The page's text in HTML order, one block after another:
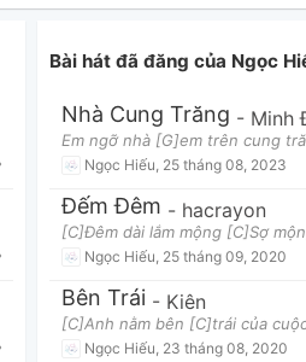
Bài hát đã đăng của Ngọc
Nhà Cung Trăng - Minh
Ngọc Hiếu, 25 tháng 08, 2023
Đếm Đêm - hacrayon
Ngọc Hiếu 25 tháng 09, 2020
Bên Trái - Kiên
Ngọc Hiếu 23 tháng 08, 2020